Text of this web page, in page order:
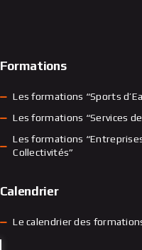
Formations
Les formations “Sports
Les formations “Services
Les formations
Collectivités”
Calendrier
Le calendrier des